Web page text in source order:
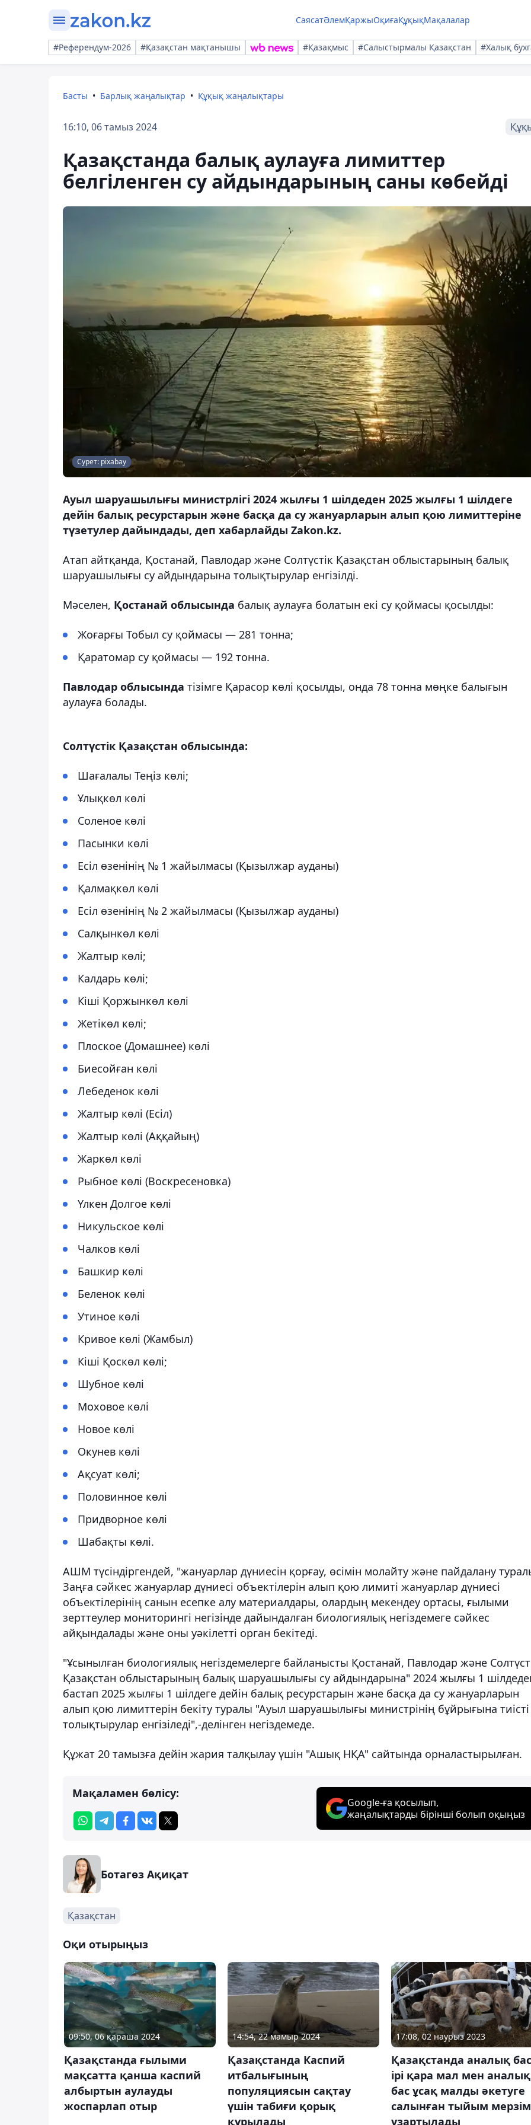
СаясатӘлемҚаржыОқиғаҚұқықМақалалар
#Референдум-2026 #Қазақстан мақтанышы #Қазақмыс #Салыстырмалы Қазақстан #Халық
Басты Барлық жаңалықтар Құқық жаңалықтары
16:10, 06 тамыз 2024
Қазақстанда балық аулауға лимиттер
белгіленген су айдындарының саны көбейді
Сурет: pixabay
Ауыл шаруашылығы министрлігі 2024 жылғы 1 шілдеден 2025 жылғы 1 шілдеге
дейін балық ресурстарын және басқа да су жануарларын алып қою лимиттеріне
түзетулер дайындады, деп хабарлайды Zakon.kz.
Атап айтқанда, Қостанай, Павлодар және Солтүстік Қазақстан облыстарының балық
шаруашылығы су айдындарына толықтырулар енгізілді.
Мәселен, Қостанай облысында балық аулауға болатын екі су қоймасы қосылды:
Жоғарғы Тобыл су қоймасы — 281 тонна;
Қаратомар су қоймасы — 192 тонна.
Павлодар облысында тізімге Қарасор көлі қосылды, онда 78 тонна мөңке балығын
аулауға болады.
Солтүстік Қазақстан облысында:
Шағалалы Теңіз көлі;
Ұлықкөл көлі
Соленое көлі
Пасынки көлі
Есіл өзенінің № 1 жайылмасы (Қызылжар ауданы)
Қалмақкөл көлі
Есіл өзенінің № 2 жайылмасы (Қызылжар ауданы)
Салқынкөл көлі
Жалтыр көлі;
Калдарь көлі;
Кіші Қоржынкөл көлі
Жетікөл көлі;
Плоское (Домашнее) көлі
Биесойған көлі
Лебеденок көлі
Жалтыр көлі (Есіл)
Жалтыр көлі (Аққайың)
Жаркөл көлі
Рыбное көлі (Воскресеновка)
Үлкен Долгое көлі
Никульское көлі
Чалков көлі
Башкир көлі
Беленок көлі
Утиное көлі
Кривое көлі (Жамбыл)
Кіші Қоскөл көлі;
Шубное көлі
Моховое көлі
Новое көлі
Окунев көлі
Ақсуат көлі;
Половинное көлі
Придворное көлі
Шабақты көлі.
АШМ түсіндіргендей, "жануарлар дүниесін қорғау, өсімін молайту және пайдалану
Заңға сәйкес жануарлар дүниесі объектілерін алып қою лимиті жануарлар дүниесі
объектілерінің санын есепке алу материалдары, олардың мекендеу ортасы, ғылыми
зерттеулер мониторингі негізінде дайындалған биологиялық негіздемеге сәйкес
айқындалады және оны уәкілетті орган бекітеді.
"Ұсынылған биологиялық негіздемелерге байланысты Қостанай, Павлодар және
Қазақстан облыстарының балық шаруашылығы су айдындарына" 2024 жылғы 1
бастап 2025 жылғы 1 шілдеге дейін балық ресурстарын және басқа да су жануарларын
алып қою лимиттерін бекіту туралы "Ауыл шаруашылығы министрінің бұйрығына тиісті
толықтырулар енгізіледі",-делінген негіздемеде.
Құжат 20 тамызға дейін жария талқылау үшін "Ашық НҚА" сайтында орналастырылған.
Мақаламен бөлісу:
Google-ға қосылып,
жаңалықтарды бірінші болып оқыңыз
Ботагөз Ақиқат
Қазақстан
Оқи отырыңыз
09:50, 06 қараша 2024
Қазақстанда ғылыми
мақсатта қанша каспий
албыртын аулауды
жоспарлап отыр
14:54, 22 мамыр 2024
Қазақстанда Каспий
итбалығының
популяциясын сақтау
үшін табиғи қорық
құрылады
17:08, 02 наурыз 2023
Қазақстанда аналық бас
ірі қара мал мен аналық
бас ұсақ малды әкетуге
салынған тыйым
ұзартылады